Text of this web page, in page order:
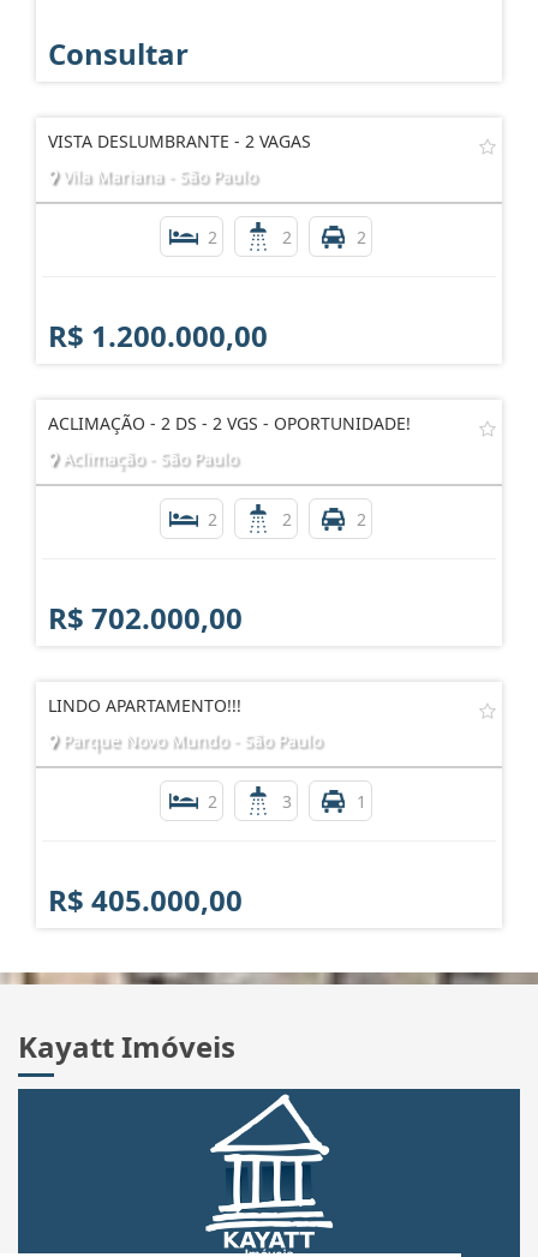
Consultar
VISTA DESLUMBRANTE - 2 VAGAS
Vila Mariana - São Paulo
2 2 2
R$ 1.200.000,00
ACLIMAÇÃO - 2 DS - 2 VGS - OPORTUNIDADE!
Aclimação - São Paulo
2 2 2
R$ 702.000,00
LINDO APARTAMENTO!!!
Parque Novo Mundo - São Paulo
2 3 1
R$ 405.000,00
Kayatt Imóveis